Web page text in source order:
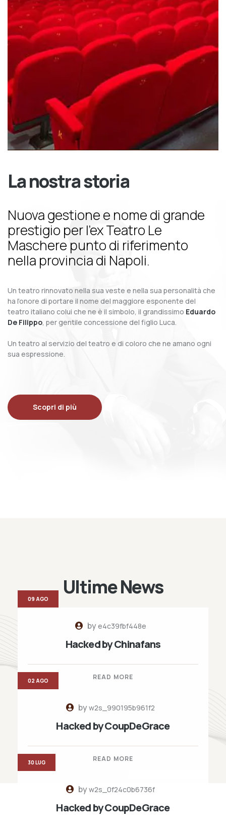
La nostra storia
Nuova gestione e nome di grande
prestigio per l’ex Teatro Le
Maschere punto di riferimento
nella provincia di Napoli.
Un teatro rinnovato nella sua veste e nella sua personalità che
ha l’onore di portare il nome del maggiore esponente del
teatro italiano colui che ne è il simbolo, il grandissimo Eduardo
De Filippo, per gentile concessione del figlio Luca.
Un teatro al servizio del teatro e di coloro che ne amano ogni
sua espressione.
Scopri di più
Ultime News
bye4c39fbf448e
Hacked by Chinafans
READ MORE
09 AGO
byw2s_990195b961f2
Hacked by CoupDeGrace
READ MORE
02 AGO
byw2s_0f24c0b6736f
Hacked by CoupDeGrace
30 LUG